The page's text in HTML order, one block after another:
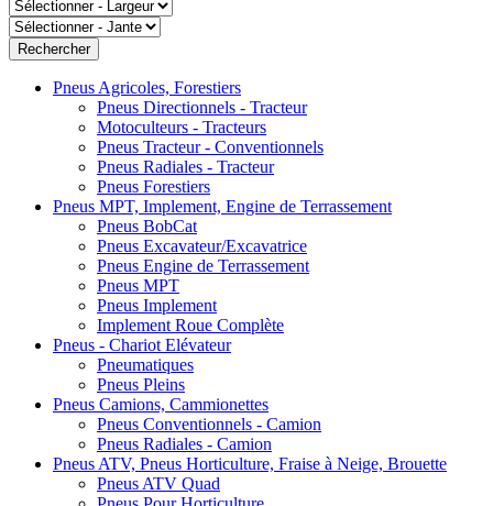
Pneus Agricoles, Forestiers
Pneus Directionnels - Tracteur
Motoculteurs - Tracteurs
Pneus Tracteur - Conventionnels
Pneus Radiales - Tracteur
Pneus Forestiers
Pneus MPT, Implement, Engine de Terrassement
Pneus BobCat
Pneus Excavateur/Excavatrice
Pneus Engine de Terrassement
Pneus MPT
Pneus Implement
Implement Roue Complète
Pneus - Chariot Elévateur
Pneumatiques
Pneus Pleins
Pneus Camions, Cammionettes
Pneus Conventionnels - Camion
Pneus Radiales - Camion
Pneus ATV, Pneus Horticulture, Fraise à Neige, Brouette
Pneus ATV Quad